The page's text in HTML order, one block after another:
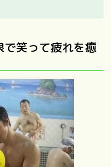
笑って疲れを癒